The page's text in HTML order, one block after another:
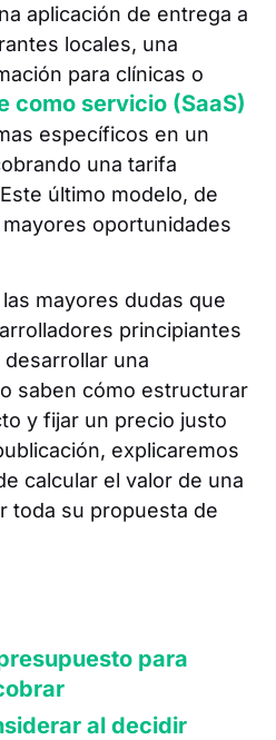
aplicación de entrega a
locales, una
para clínicas o
como servicio (SaaS)
específicos en un
una tarifa
último modelo, de
oportunidades
mayores dudas que
principiantes
una
saben cómo estructurar
y fijar un precio justo
explicaremos
calcular el valor de una
toda su propuesta de
para
al decidir